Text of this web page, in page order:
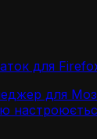
для
для